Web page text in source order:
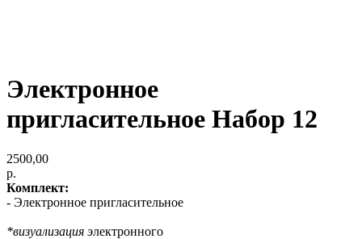
Электронное
пригласительное Набор 12
2500,00
р.
Комплект:
- Электронное пригласительное
*визуализация электронного